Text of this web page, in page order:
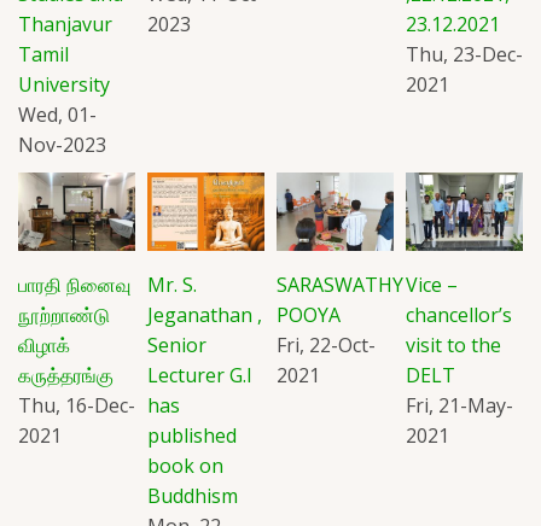
Thanjavur
Tamil
University
Wed, 01-
Nov-2023
2023
23.12.2021
Thu, 23-Dec-
2021
பாரதி நினைவு
நூற்றாண்டு
விழாக்
கருத்தரங்கு
Thu, 16-Dec-
2021
Mr. S.
Jeganathan ,
Senior
Lecturer G.I
has
published
book on
Buddhism
SARASWATHY
POOYA
Fri, 22-Oct-
2021
Vice –
chancellor’s
visit to the
DELT
Fri, 21-May-
2021